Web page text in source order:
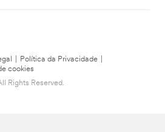
Política da Privacidade
cookies
Rights Reserved.